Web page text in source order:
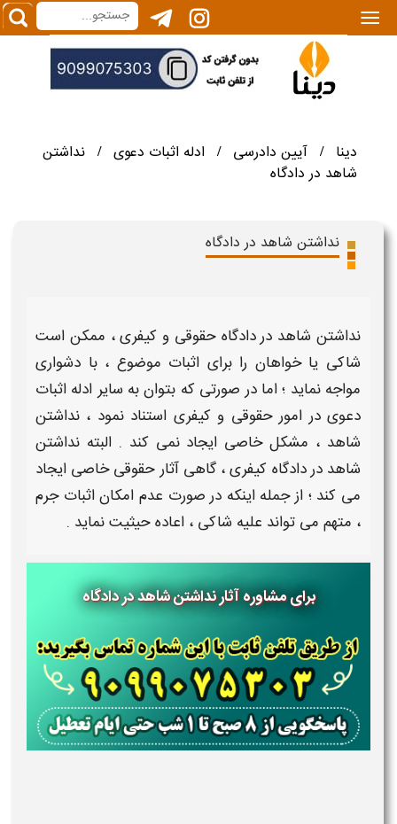
|||
دینا / آیین دادرسی / ادله اثبات دعوی /
نداشتن
شاهد در دادگاه
نداشتن شاهد در دادگاه
نداشتن شاهد در دادگاه حقوقی و کیفری، ممکن است
شاکی یا خواهان را برای اثبات موضوع ، با دشواری
مواجه نماید ؛ اما در صورتی که بتوان به سایر ادله اثبات
دعوی در امورحقوقی و کیفری استناد نمود ، نداشتن
شاهد ، مشکل خاصی ایجاد نمی کند . البته نداشتن
شاهد در دادگاه کیفری، گاهیآثار حقوقیخاصی ایجاد
می کند ؛ از جمله اینکه در صورت عدم امکان اثبات جرم
، متهم می تواند علیه شاکی ، اعاده حیثیت نماید .
برای مشاوره آثار نداشتن شاهد در دادگاه